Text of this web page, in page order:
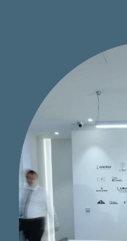
SOURCE OF
What We do
Brands & Categories
Β2Β Promotion Gifts
Commercial
Partnerships
Facilities